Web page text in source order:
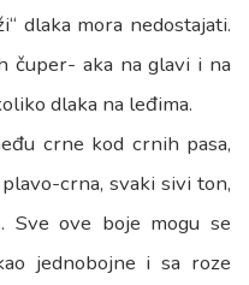
dlaka mora nedostajati.
čuper- aka na glavi i na
dlaka na leđima.
crne kod crnih pasa,
crna, svaki sivi ton,
Sve ove boje mogu se
jednobojne i sa roze